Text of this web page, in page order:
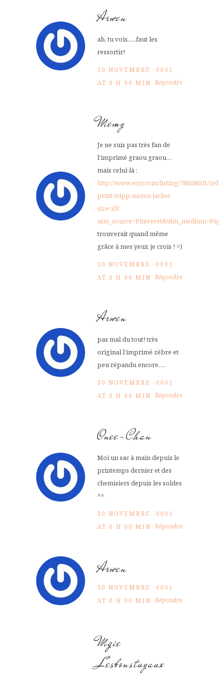
Arwen
ah, tu vois…..faut les
ressortir!
30 NOVEMBRE -0001
AT 0 H 00 MIN Répondre
Memy
Je ne suis pas très fan de
l’imprimé graou graou…
mais celui-là :
http://www.etsy.com/listing/78608601/
print-tripp-motor-jacket-
size-xl?
trouverait quand même
grâce à mes yeux je crois ! =)
30 NOVEMBRE -0001
AT 0 H 00 MIN Répondre
Arwen
pas mal du tout! très
original l’imprimé zèbre et
peu répandu encore….
30 NOVEMBRE -0001
AT 0 H 00 MIN Répondre
Onee-Chan
Moi un sac à main depuis le
printemps dernier et des
chemisiers depuis les soldes
^^
30 NOVEMBRE -0001
AT 0 H 00 MIN Répondre
Arwen
30 NOVEMBRE -0001
AT 0 H 00 MIN Répondre
Mgie
Lesbonstuyaux